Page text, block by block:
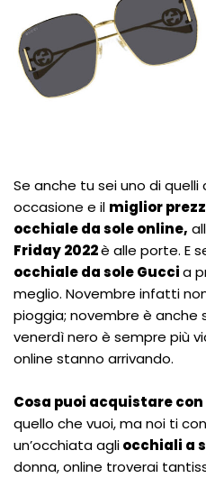
Se anche tu sei uno di
occasione e il miglior
occhiale da sole online,
Friday 2022è alle porte. E
occhiale da sole Guccia
meglio. Novembre infatti
pioggia; novembre è anche
venerdì nero è sempre più
online stanno arrivando.
Cosa puoi acquistare con
quello che vuoi, ma noi ti
un’occhiata agliocchiali a
donna, online troverai